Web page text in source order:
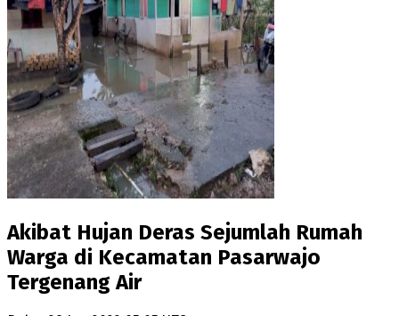
Akibat Hujan Deras Sejumlah Rumah
Warga di Kecamatan Pasarwajo
Tergenang Air